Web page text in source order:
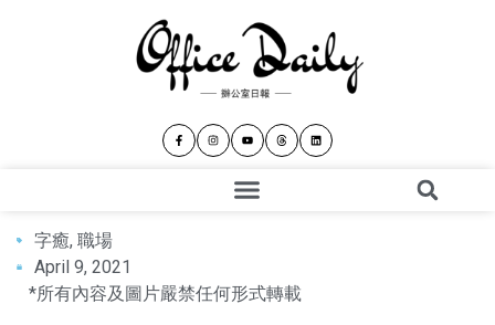
字癒, 職場
April 9, 2021
*所有內容及圖片嚴禁任何形式轉載